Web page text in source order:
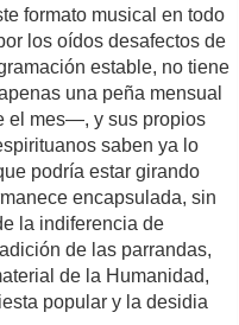
formato musical en todo
los oídos desafectos de
estable, no tiene
una peña mensual
el mes—, y sus propios
saben ya lo
podría estar girando
encapsulada, sin
la indiferencia de
de las parrandas,
de la Humanidad,
popular y la desidia